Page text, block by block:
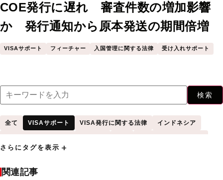
COE発行に遅れ 審査件数の増加影響
か 発行通知から原本発送の期間倍増
VISAサポート フィーチャー 入国管理に関する法律 受け入れサポート
検索
全て VISAサポート VISA発行に関する法律 インドネシア
フィーチャー ベトナム
人材開発支援助成金
さらにタグを表示 add
関連記事